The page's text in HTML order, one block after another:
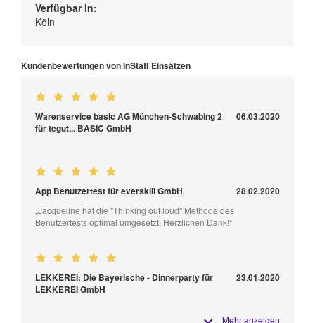
Verfügbar in:
Köln
Kundenbewertungen von InStaff Einsätzen
Warenservice basic AG München-Schwabing 2
für tegut... BASIC GmbH
06.03.2020
App Benutzertest für everskill GmbH 28.02.2020
„Jacqueline hat die "Thinking out loud" Methode des
Benutzertests optimal umgesetzt. Herzlichen Dank!“
LEKKEREI: Die Bayerische - Dinnerparty für
LEKKEREI GmbH
23.01.2020
Mehr anzeigen